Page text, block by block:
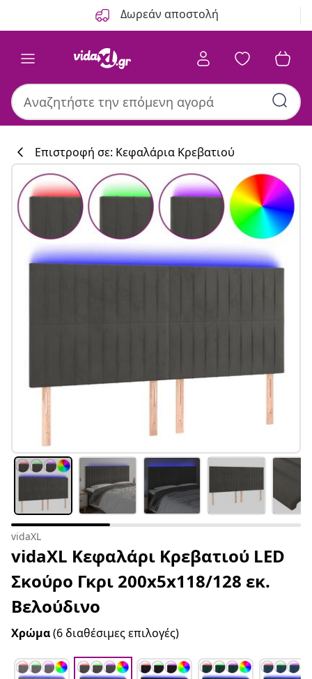
Δωρεάν αποστολή
#sharemevidaxl
Συλλογή
Επιστροφή σε: Κεφαλάρια Κρεβατιού
vidaXL
vidaXL Κεφαλάρι Κρεβατιού LED
Σκούρο Γκρι 200x5x118/128 εκ.
Βελούδινο
Χρώμα(6 διαθέσιμες επιλογές)